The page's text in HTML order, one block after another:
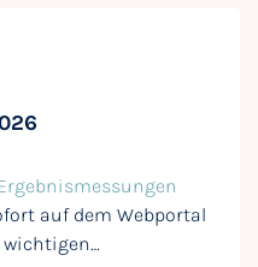
auf dem Webportal
wichtigen…